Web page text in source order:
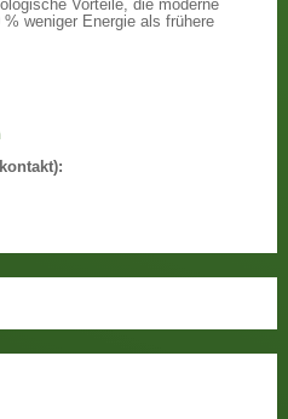
Vorteile, die moderne
weniger Energie als frühere